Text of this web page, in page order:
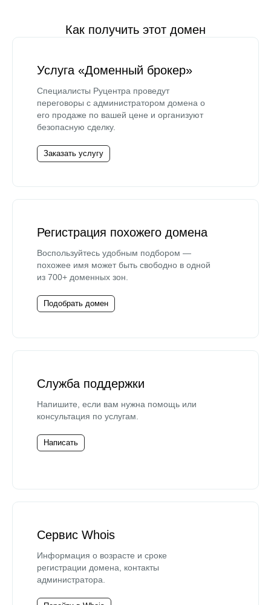
Как получить этот домен
Услуга «Доменный брокер»
Специалисты Руцентра проведут
переговоры с администратором домена о
его продаже по вашей цене и организуют
безопасную сделку.
Заказать услугу
Регистрация похожего домена
Воспользуйтесь удобным подбором —
похожее имя может быть свободно в одной
из 700+ доменных зон.
Подобрать домен
Служба поддержки
Напишите, если вам нужна помощь или
консультация по услугам.
Написать
Сервис Whois
Информация о возрасте и сроке
регистрации домена, контакты
администратора.